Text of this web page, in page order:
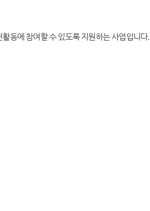
동에 참여할 수 있도록 지원하는 사업입니다.